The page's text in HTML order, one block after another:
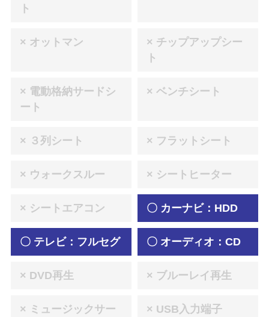
ト
× オットマン
× チップアップシー
ト
× 電動格納サードシ
ート
× ベンチシート
× ３列シート × フラットシート
× ウォークスルー × シートヒーター
× シートエアコン 〇 カーナビ：HDD
〇 テレビ：フルセグ 〇 オーディオ：CD
× DVD再生 × ブルーレイ再生
× ミュージックサー
× USB入力端子